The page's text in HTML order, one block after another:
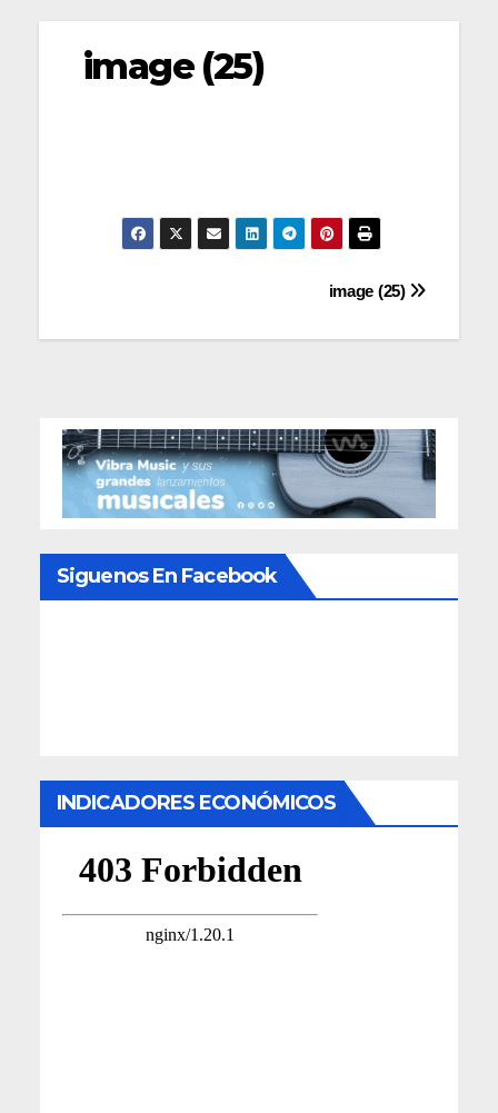
image (25)
de
image (25)
Siguenos En Facebook
INDICADORES ECONÓMICOS